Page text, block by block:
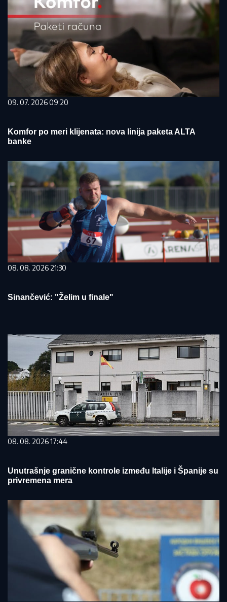
09. 07. 2026 09:20
Komfor po meri klijenata: nova linija paketa ALTA
banke
08. 08. 2026 21:30
Sinančević: "Želim u finale"
08. 08. 2026 17:44
Unutrašnje granične kontrole između Italije i Španije su
privremena mera